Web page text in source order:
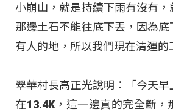
小崩山，就是持續下雨有沒有
那邊土石不能往底下丟，因為
有人的地，所以我們現在清運的
翠華村長高正光說明：「今天早
在13.4K，這一邊真的完全斷，